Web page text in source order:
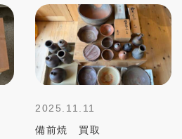
2025.11.11
備前焼 買取